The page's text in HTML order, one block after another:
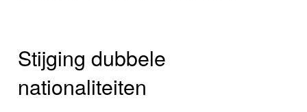
Stijging dubbele
nationaliteiten